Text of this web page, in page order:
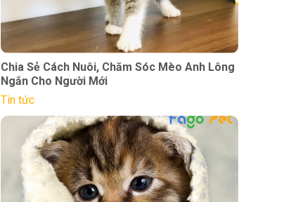
Chia Sẻ Cách Nuôi, Chăm Sóc Mèo Anh Lông
Ngắn Cho Người Mới
Tin tức